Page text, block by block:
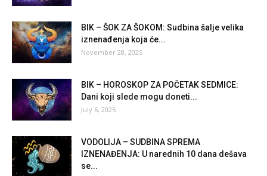
BIK – ŠOK ZA ŠOKOM: Sudbina šalje velika
iznenađenja koja će...
November 28, 2025
BIK – HOROSKOP ZA POČETAK SEDMICE:
Dani koji slede mogu doneti...
July 6, 2025
VODOLIJA – SUDBINA SPREMA
IZNENAĐENJA: U narednih 10 dana dešava
se...